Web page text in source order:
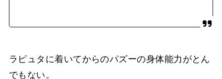
ラピュタに着いてからのパズーの身体能力がとん
でもない。